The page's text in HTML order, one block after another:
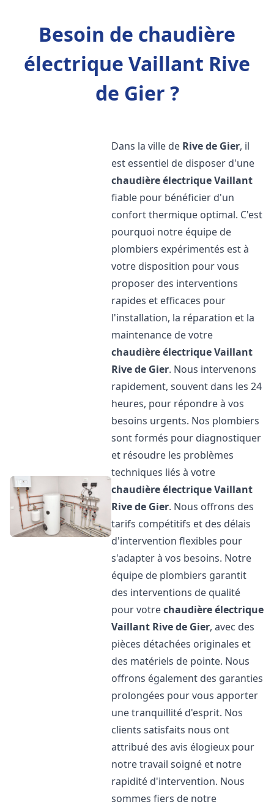
Besoin de chaudière
électrique Vaillant Rive
de Gier ?
Dans la ville de Rive de Gier, il
est essentiel de disposer d'une
chaudière électrique Vaillant
fiable pour bénéficier d'un
confort thermique optimal. C'est
pourquoi notre équipe de
plombiers expérimentés est à
votre disposition pour vous
proposer des interventions
rapides et efficaces pour
l'installation, la réparation et la
maintenance de votre
chaudière électrique Vaillant
Rive de Gier. Nous intervenons
rapidement, souvent dans les 24
heures, pour répondre à vos
besoins urgents. Nos plombiers
sont formés pour diagnostiquer
et résoudre les problèmes
techniques liés à votre
chaudière électrique Vaillant
Rive de Gier. Nous offrons des
tarifs compétitifs et des délais
d'intervention flexibles pour
s'adapter à vos besoins. Notre
équipe de plombiers garantit
des interventions de qualité
pour votrechaudière électrique
Vaillant Rive de Gier, avec des
pièces détachées originales et
des matériels de pointe. Nous
offrons également des garanties
prolongées pour vous apporter
une tranquillité d'esprit. Nos
clients satisfaits nous ont
attribué des avis élogieux pour
notre travail soigné et notre
rapidité d'intervention. Nous
sommes fiers de notre